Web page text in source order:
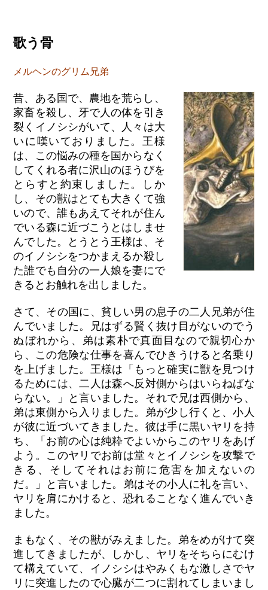
歌う骨
メルヘンのグリム兄弟
昔、ある国で、農地を荒らし、
家畜を殺し、牙で人の体を引き
裂くイノシシがいて、人々は大
いに嘆いておりました。王様
は、この悩みの種を国からなく
してくれる者に沢山のほうびを
とらすと約束しました。しか
し、その獣はとても大きくて強
いので、誰もあえてそれが住ん
でいる森に近づこうとはしませ
んでした。とうとう王様は、そ
のイノシシをつかまえるか殺し
た誰でも自分の一人娘を妻にで
きるとお触れを出しました。
さて、その国に、貧しい男の息子の二人兄弟が住
んでいました。兄はずる賢く抜け目がないのでう
ぬぼれから、弟は素朴で真面目なので親切心か
ら、この危険な仕事を喜んでひきうけると名乗り
を上げました。王様は「もっと確実に獣を見つけ
るためには、二人は森へ反対側からはいらねばな
らない。」と言いました。それで兄は西側から、
弟は東側から入りました。弟が少し行くと、小人
が彼に近づいてきました。彼は手に黒いヤリを持
ち、「お前の心は純粋でよいからこのヤリをあげ
よう。このヤリでお前は堂々とイノシシを攻撃で
きる、そしてそれはお前に危害を加えないの
だ。」と言いました。弟はその小人に礼を言い、
ヤリを肩にかけると、恐れることなく進んでいき
ました。
まもなく、その獣がみえました。弟をめがけて突
進してきましたが、しかし、ヤリをそちらにむけ
て構えていて、イノシシはやみくもな激しさでヤ
リに突進したので心臓が二つに割れてしまいまし